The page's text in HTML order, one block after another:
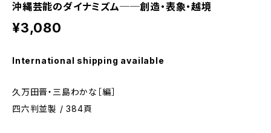
沖縄芸能のダイナミズム──創造・表象・越境
¥3,080
International shipping available
久万田晋・三島わかな［編］
四六判並製 / 384頁